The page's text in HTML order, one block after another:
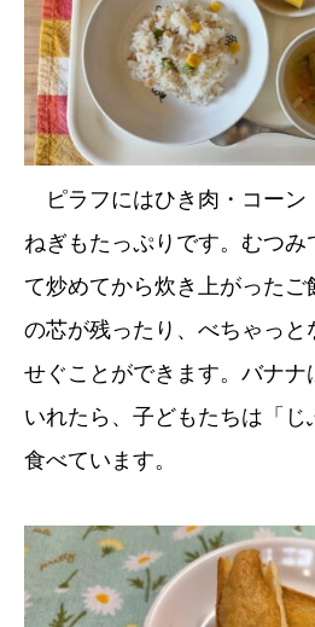
ピラフにはひき肉・コーン
ねぎもたっぷりです。むつみ
て炒めてから炊き上がったご
の芯が残ったり、べちゃっと
せぐことができます。バナナ
いれたら、子どもたちは「じ
食べています。